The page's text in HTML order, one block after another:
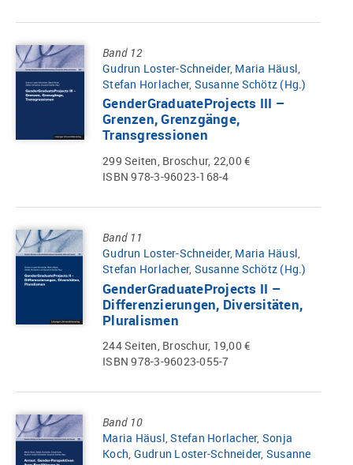
Band 12
Gudrun Loster-Schneider, Maria Häusl,
Stefan Horlacher, Susanne Schötz (Hg.)
GenderGraduateProjects III –
Grenzen, Grenzgänge,
Transgressionen
299 Seiten, Broschur, 22,00 €
ISBN 978-3-96023-168-4
Band 11
Gudrun Loster-Schneider, Maria Häusl,
Stefan Horlacher, Susanne Schötz (Hg.)
GenderGraduateProjects II –
Differenzierungen, Diversitäten,
Pluralismen
244 Seiten, Broschur, 19,00 €
ISBN 978-3-96023-055-7
Band 10
Maria Häusl,Stefan Horlacher, Sonja
Koch, Gudrun Loster-Schneider, Susanne